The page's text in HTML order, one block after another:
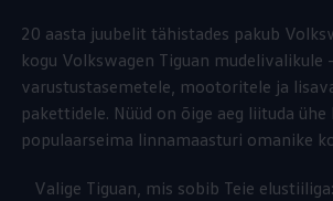
20 aasta juubelit tähistades pakub
kogu Volkswagen Tiguan mudelivalikule
varustustasemetele, mootoritele ja
pakettidele. Nüüd on õige aeg liituda ühe
populaarseima linnamaasturi omanike
Valige Tiguan, mis sobib Teie elustiiliga: